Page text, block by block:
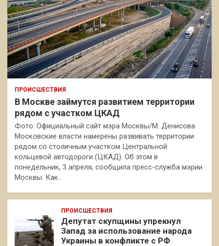
ПРОИСШЕСТВИЯ
В Москве займутся развитием территории
рядом с участком ЦКАД
Фото: Официальный сайт мэра Москвы/М. Денисова
Московские власти намерены развивать территории
рядом со столичным участком Центральной
кольцевой автодороги (ЦКАД). Об этом в
понедельник, 3 апреля, сообщила пресс-служба мэрии
Москвы. Как…
ПРОИСШЕСТВИЯ
Депутат скупщины упрекнул
Запад за использование народа
Украины в конфликте с РФ